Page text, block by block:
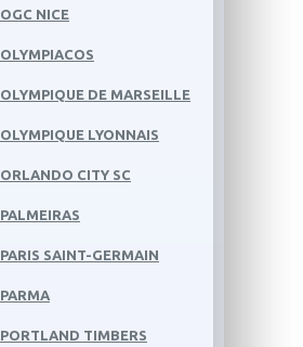
OGC NICE
OLYMPIACOS
OLYMPIQUE DE MARSEILLE
OLYMPIQUE LYONNAIS
ORLANDO CITY SC
PALMEIRAS
PARIS SAINT-GERMAIN
PARMA
PORTLAND TIMBERS